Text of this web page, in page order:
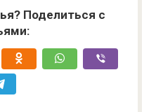
Поделиться с